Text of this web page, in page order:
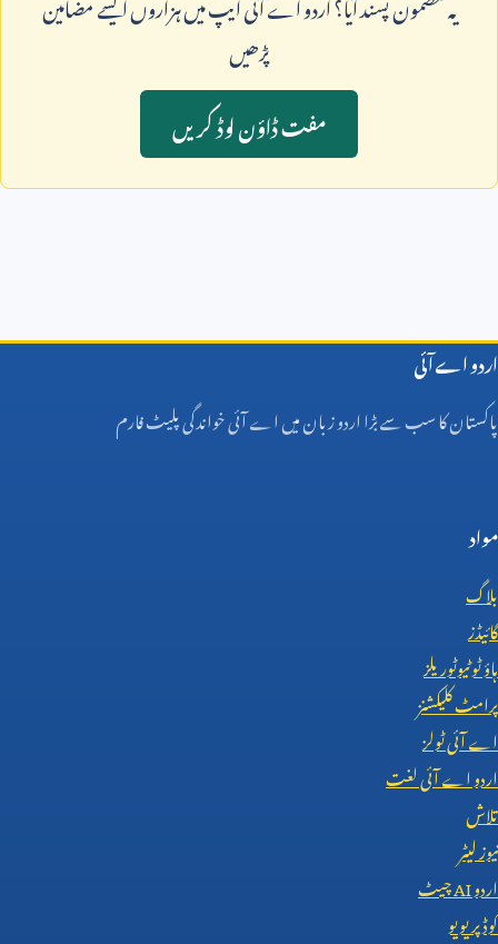
پڑھيں
مفت ڈاؤن لوڈ کريں
اردو اے آئی
پاکستان کا سب سے بڑا اردو زبان میں اے آئی خواندگی پلیٹ فارم
مواد
بلاگ
گائیڈز
ہاؤ ٹو ٹیوٹوریلز
پرامٹ کلیکشنز
اے آئی ٹولز
اردو اے آئی لغت
تلاش
نیوز لیٹر
اردوAIچیٹ
کوڈ پریویو